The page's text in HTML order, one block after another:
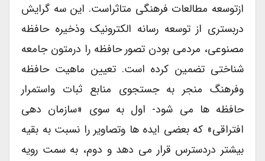
ازتوسعه مطالعات فرهنگی متاثراست. این سه گرایش
دربستری از توسعه رسانه الکترونیک وذخیره حافظه
مصنوعی، مردمی بودن تصور حافظه را درمتون جامعه
شناختی تضمین کرده است. تعیین ماهیت حافظه
وفرهنگ منجر به جستجوی منابع ثبات واستمرار
حافظه ها می شود- اول به سوی «سازمان دهی
افتراقی» که بعضی ایده ها وتصاویر را نسبت به بقیه
بیشتر دردسترس قرار می دهد و دوم، به سمت رویه